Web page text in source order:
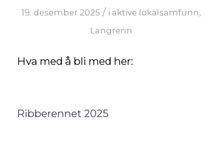
19. desember 2025 / i aktive lokalsamfunn,
Langrenn
Hva med å bli med her:
Ribberennet 2025